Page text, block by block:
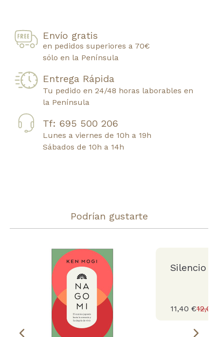
Envío gratis
en pedidos superiores a 70€
sólo en la Península
Entrega Rápida
Tu pedido en 24/48 horas laborables en
la Península
Tf: 695 500 206
Lunes a viernes de 10h a 19h
Sábados de 10h a 14h
Podrían gustarte
Silencio
11,40 €